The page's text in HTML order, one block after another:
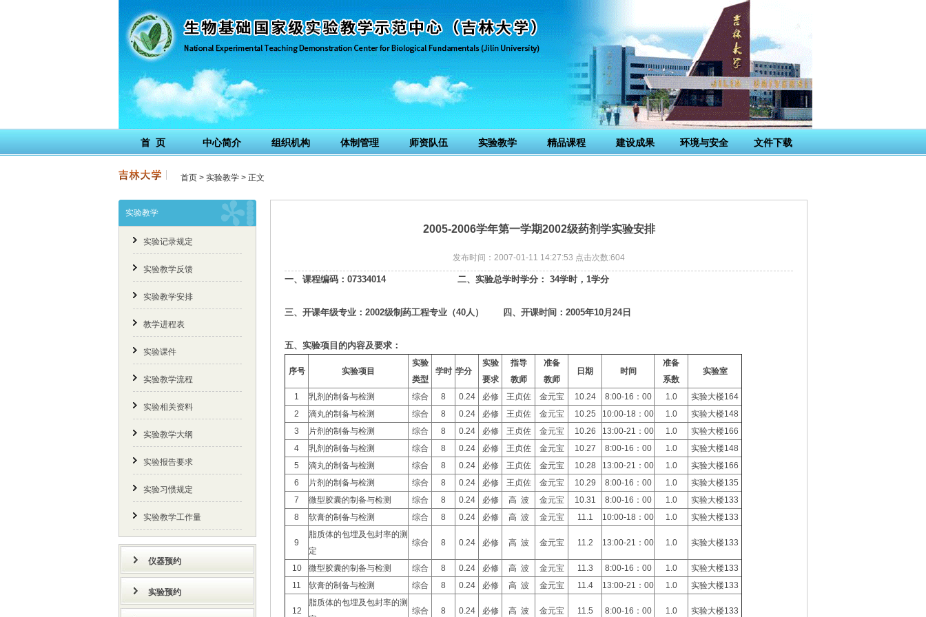
首 页 中心简介 组织机构 体制管理 师资队伍 实验教学 精品课程 建设成果 环境与安全 文件下载
首页 > 实验教学 > 正文
实验教学
实验记录规定
实验教学反馈
实验教学安排
教学进程表
实验课件
实验教学流程
实验相关资料
实验教学大纲
实验报告要求
实验习惯规定
实验教学工作量
仪器预约
实验预约
2005-2006学年第一学期2002级药剂学实验安排
发布时间：2007-01-11 14:27:53 点击次数:604
一、课程编码：07334014 二、实验总学时学分： 34学时，1学分
三、开课年级专业：2002级制药工程专业（40人） 四、开课时间： 2005年10月24日
五、实验项目的内容及要求：
序号 实验项目
实验
类型
学时 学分
实验
要求
指导
教师
准备
教师
日期 时间
准备
系数
实验室
1 乳剂的制备与检测 综合 8 0.24 必修 王贞佐 金元宝 10.24 8:00-16：00 1.0
实验大楼164
2
滴丸的制备与检测 综合 8 0.24 必修 王贞佐 金元宝 10.25 10:00-18：00 1.0
实验大楼148
3
片剂的制备与检测 综合 8 0.24 必修 王贞佐 金元宝 10.26 13:00-21：00 1.0
实验大楼166
4
乳剂的制备与检测 综合 8 0.24 必修 王贞佐 金元宝 10.27 8:00-16：00 1.0
实验大楼148
5
滴丸的制备与检测 综合 8 0.24 必修 王贞佐 金元宝 10.28 13:00-21：00 1.0
实验大楼166
6
片剂的制备与检测 综合 8 0.24 必修 王贞佐 金元宝 10.29 8:00-16：00 1.0
实验大楼135
7
微型胶囊的制备与检测 综合 8 0.24 必修 高 波 金元宝 10.31 8:00-16：00 1.0
实验大楼133
8
软膏的制备与检测 综合 8 0.24 必修 高 波 金元宝 11.1 10:00-18：00 1.0 实验大楼133
9
脂质体的包埋及包封率的测
定
综合 8 0.24 必修 高 波 金元宝 11.2 13:00-21：00 1.0 实验大楼133
10 微型胶囊的制备与检测 综合 8 0.24 必修 高 波 金元宝 11.3 8:00-16：00 1.0
实验大楼133
11
软膏的制备与检测 综合 8 0.24 必修 高 波 金元宝 11.4 13:00-21：00 1.0 实验大楼133
12
脂质体的包埋及包封率的测
综合 8 0.24 必修 高 波 金元宝 11.5 8:00-16：00 1.0 实验大楼133